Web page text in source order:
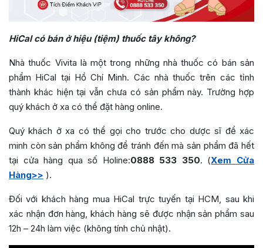
HiCal có bán ở hiệu (tiệm) thuốc tây không?
Nhà thuốc Vivita là một trong những nhà thuốc có bán sản
phẩm HiCal tại Hồ Chí Minh. Các nhà thuốc trên các tỉnh
thành khác hiện tại vẫn chưa có sản phẩm này. Trường hợp
quý khách ở xa có thể đặt hàng online.
Quý khách ở xa có thể gọi cho trước cho dược sĩ để xác
minh còn sản phẩm không để tránh đến mà sản phẩm đã hết
tại cửa hàng qua số Holine:0888 533 350. (Xem Cửa
Hàng>> ).
Đối với khách hàng mua HiCal trực tuyến tại HCM, sau khi
xác nhận đơn hàng, khách hàng sẽ được nhận sản phẩm sau
12h – 24h làm việc (không tính chủ nhật).